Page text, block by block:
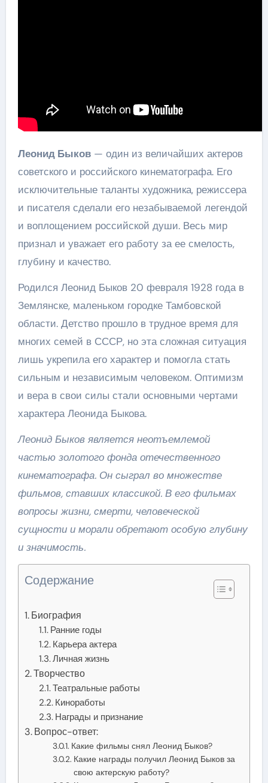
Леонид Быков— один из величайших актеров
советского и российского кинематографа. Его
исключительные таланты художника, режиссера
и писателя сделали его незабываемой легендой
и воплощением российской души. Весь мир
признал и уважает его работу за ее смелость,
глубину и качество.
Родился Леонид Быков 20 февраля 1928 года в
Землянске, маленьком городке Тамбовской
области. Детство прошло в трудное время для
многих семей в СССР, но эта сложная ситуация
лишь укрепила его характер и помогла стать
сильным и независимым человеком. Оптимизм
и вера в свои силы стали основными чертами
характера Леонида Быкова.
Леонид Быков является неотъемлемой
частью золотого фонда отечественного
кинематографа. Он сыграл во множестве
фильмов, ставших классикой. В его фильмах
вопросы жизни, смерти, человеческой
сущности и морали обретают особую глубину
и значимость.
Содержание
Биография
Ранние годы
Карьера актера
Личная жизнь
Творчество
Театральные работы
Киноработы
Награды и признание
Вопрос-ответ:
Какие фильмы снял Леонид Быков?
Какие награды получил Леонид Быков за
свою актерскую работу?